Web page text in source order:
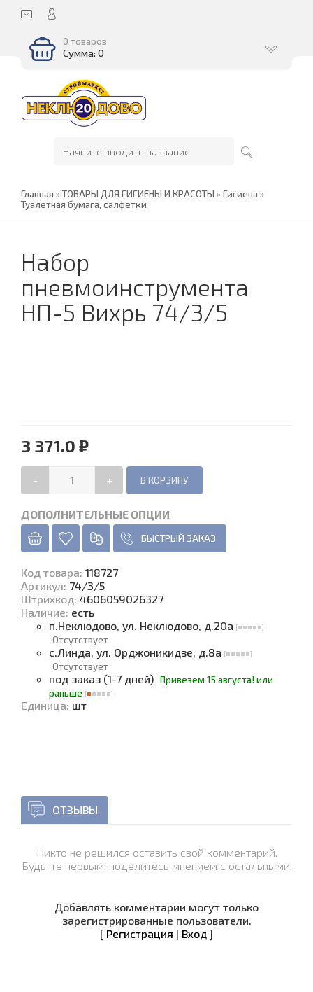
0 товаров
Сумма: 0
Главная »ТОВАРЫ ДЛЯ ГИГИЕНЫ И КРАСОТЫ »Гигиена »
Туалетная бумага, салфетки
Набор
пневмоинструмента
НП-5 Вихрь 74/3/5
3 371.0 ₽
- +
ДОПОЛНИТЕЛЬНЫЕ ОПЦИИ
БЫСТРЫЙ ЗАКАЗ
Код товара: 118727
Артикул: 74/3/5
Штрихкод: 4606059026327
Наличие: есть
п.Неклюдово, ул. Неклюдово, д.20а
Отсутствует
с.Линда, ул. Орджоникидзе, д.8а
Отсутствует
под заказ (1-7 дней) Привезем 15 августа! или
раньше
Единица: шт
ОТЗЫВЫ
Никто не решился оставить свой комментарий.
Будь-те первым, поделитесь мнением с остальными.
Добавлять комментарии могут только
зарегистрированные пользователи.
[ Регистрация | Вход ]